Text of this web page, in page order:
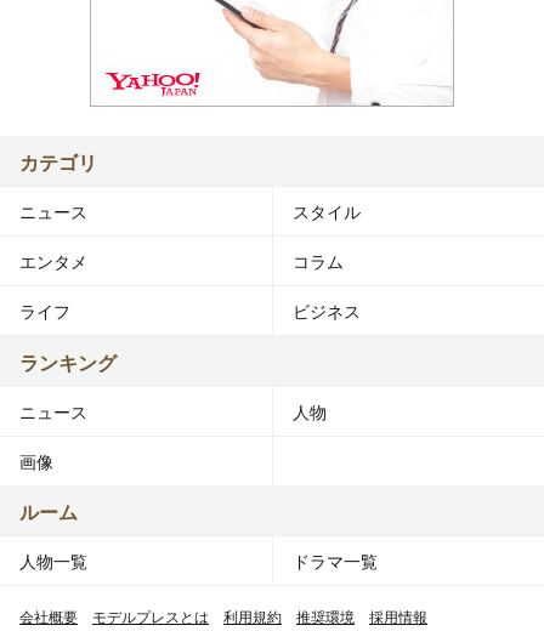
カテゴリ
ニュース スタイル
エンタメ コラム
ライフ ビジネス
ランキング
ニュース 人物
画像
ルーム
人物一覧 ドラマ一覧
会社概要 モデルプレスとは 利用規約 推奨環境 採用情報